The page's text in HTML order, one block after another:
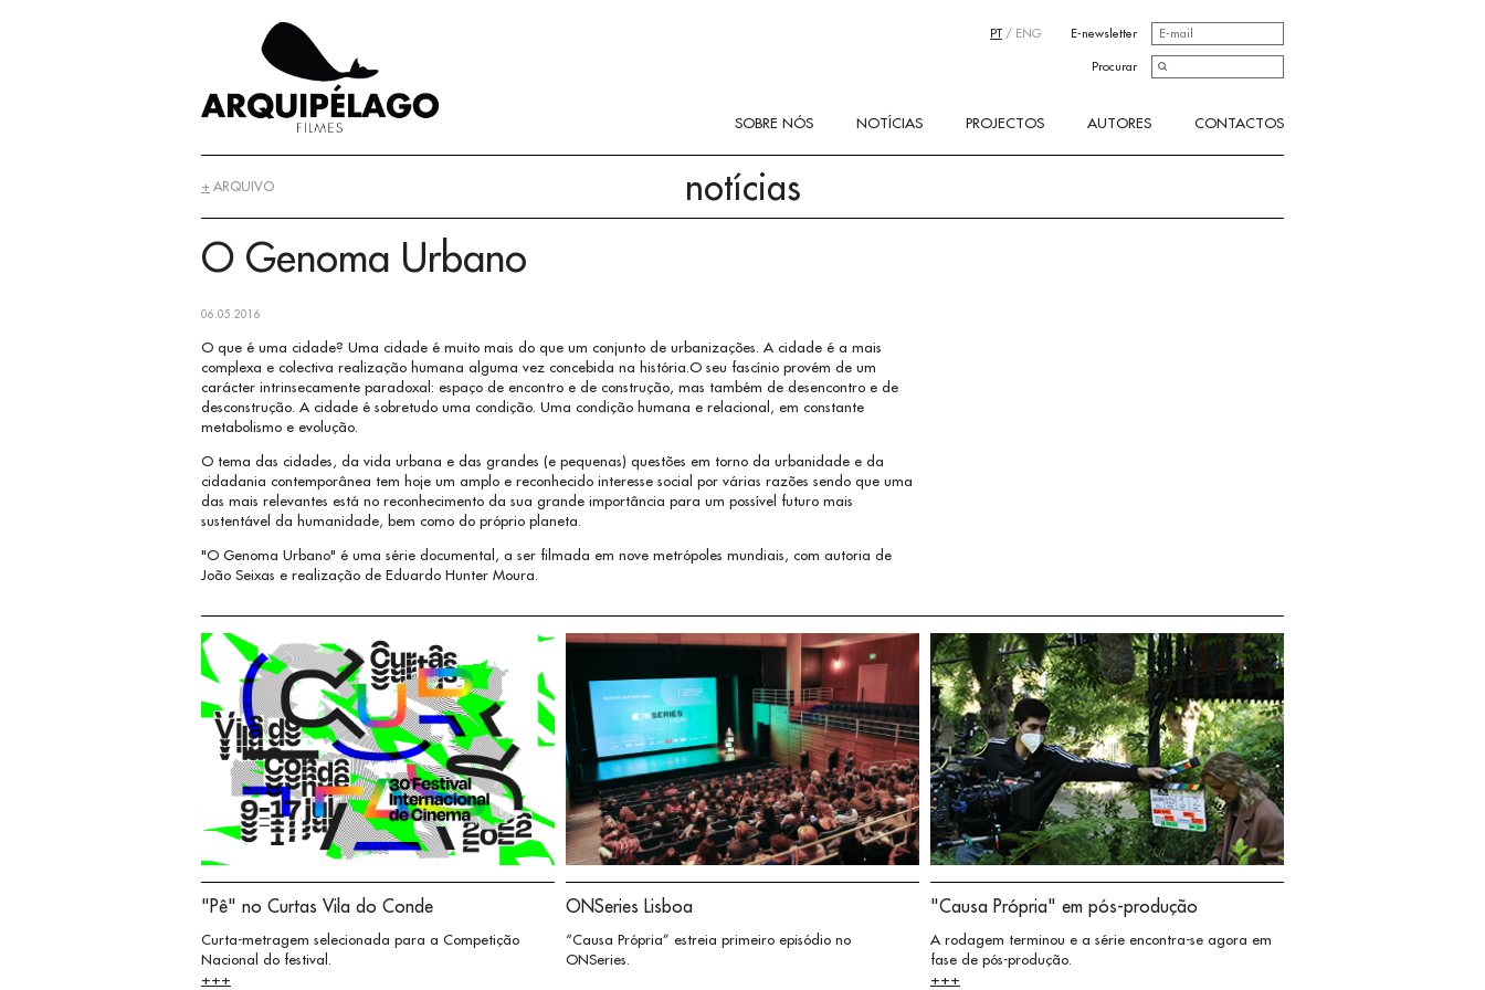
SOBRE NÓS NOTÍCIAS PROJECTOS AUTORES CONTACTOS
PT / ENG E-newsletter
Procurar
+ ARQUIVO notícias
O Genoma Urbano
06.05.2016
O que é uma cidade? Uma cidade é muito mais do que um conjunto de urbanizações. A cidade é a mais
complexa e colectiva realização humana alguma vez concebida na história.O seu fascínio provém de um
carácter intrinsecamente paradoxal: espaço de encontro e de construção, mas também de desencontro e de
desconstrução. A cidade é sobretudo uma condição. Uma condição humana e relacional, em constante
metabolismo e evolução.
O tema das cidades, da vida urbana e das grandes (e pequenas) questões em torno da urbanidade e da
cidadania contemporânea tem hoje um amplo e reconhecido interesse social por várias razões sendo que uma
das mais relevantes está no reconhecimento da sua grande importância para um possível futuro mais
sustentável da humanidade, bem como do próprio planeta.
"O Genoma Urbano" é uma série documental, a ser filmada em nove metrópoles mundiais, com autoria de
João Seixas e realização de Eduardo Hunter Moura.
"Pê" no Curtas Vila do Conde
Curta-metragem selecionada para a Competição
Nacional do festival.
+++
ONSeries Lisboa
“Causa Própria” estreia primeiro episódio no
ONSeries.
"Causa Própria" em pós-produção
A rodagem terminou e a série encontra-se agora em
fase de pós-produção.
+++